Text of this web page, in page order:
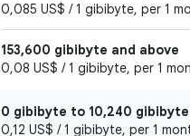
0,085 US$ / 1 gibibyte, per 1
153,600 gibibyte and above
0,08 US$ / 1 gibibyte, per 1
0 gibibyte to 10,240 gibibyte
0,12 US$ / 1 gibibyte, per 1